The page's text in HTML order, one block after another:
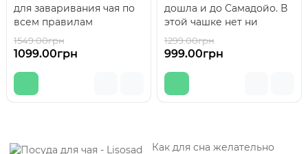
для заваривания чая по
всем правилам
китайского метода
проливов. Подходит для
1549.00грн
1099.00грн
дошла и до Самадойо. В
этой чашке нет ни
грамма
пластика.Боросиликатное
1299.00грн
999.00грн
Как для сна желательно